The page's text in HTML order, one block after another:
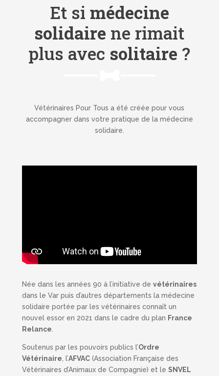
Et si médecine
solidaire ne rimait
plus avec solitaire ?
Vétérinaires Pour Tous a été créée pour vous
accompagner dans votre pratique de la médecine
solidaire.
Née dans les années 90 à l’initiative de vétérinaires
dans le Var puis d’autres départements la médecine
solidaire portée par les vétérinaires connaît un
nouvel essor en 2021 dans le cadre du plan France
Relance
Soutenus par les pouvoirs publics l’Ordre
Vétérinaire , l’AFVAC(Association Française des
Vétérinaires d’Animaux de Compagnie) et le SNVEL